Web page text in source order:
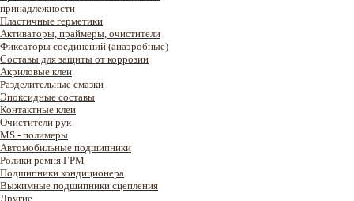
принадлежности
Пластичные герметики
Активаторы, праймеры, очистители
Фиксаторы соединений (анаэробные)
Составы для защиты от коррозии
Акриловые клеи
Разделительные смазки
Эпоксидные составы
Контактные клеи
Очистители рук
MS - полимеры
Автомобильные подшипники
Ролики ремня ГРМ
Подшипники кондиционера
Выжимные подшипники сцепления
Другие